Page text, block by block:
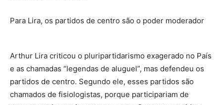
Para Lira, os partidos de centro são o poder moderador
Arthur Lira criticou o pluripartidarismo exagerado no País
e as chamadas “legendas de aluguel”, mas defendeu os
partidos de centro. Segundo ele, esses partidos são
chamados de fisiologistas, porque participariam de